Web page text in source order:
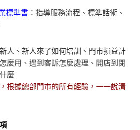
標準書 ：指導服務流程、標準話術、
人、新人來了如何培訓、門市損益計
麼用、遇到客訴怎麼處理、開店到閉
麼
根據總部門市的所有經驗，一一說清